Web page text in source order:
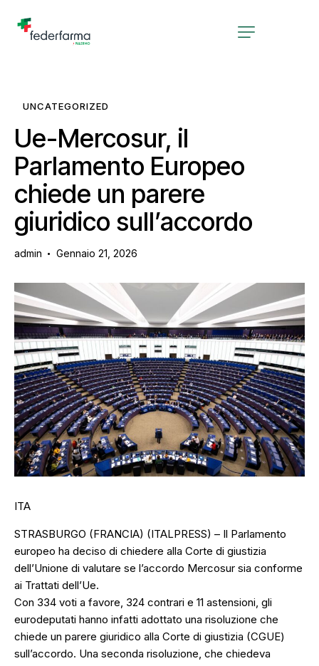
UNCATEGORIZED
Ue-Mercosur, il
Parlamento Europeo
chiede un parere
giuridico sull’accordo
admin Gennaio 21, 2026
ITA
STRASBURGO (FRANCIA) (ITALPRESS) – Il Parlamento
europeo ha deciso di chiedere alla Corte di giustizia
dell’Unione di valutare se l’accordo Mercosur sia conforme
ai Trattati dell’Ue.
Con 334 voti a favore, 324 contrari e 11 astensioni, gli
eurodeputati hanno infatti adottato una risoluzione che
chiede un parere giuridico alla Corte di giustizia (CGUE)
sull’accordo. Una seconda risoluzione, che chiedeva